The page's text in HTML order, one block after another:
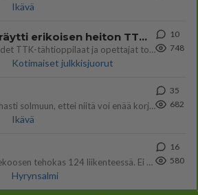
Ikävä
Ernest Lawson täräytti erikoisen heiton TTK-lehdistötilaisuudessa: " Onko tässä tarkoituksena...?"
Ernest Lawson esitteli uudet TTK-tähtioppilaat ja opettajat torstaina 6.8. lehdistölle. Tulevalla kaudella on yksi hausk
Kotimaiset julkkisjuorut
10
748
Välimme menivät niin pahasti solmuun, ettei niitä voi enää korjata. On aika jatkaa elämässä eteenpäin. Toivon sulle kaik
Ikävä
35
682
Oli tänään hyrskällä melekoosen tehokas 124 liikenteessä. Ei paljon vastamäki haitannu....
Hyrynsalmi
16
580